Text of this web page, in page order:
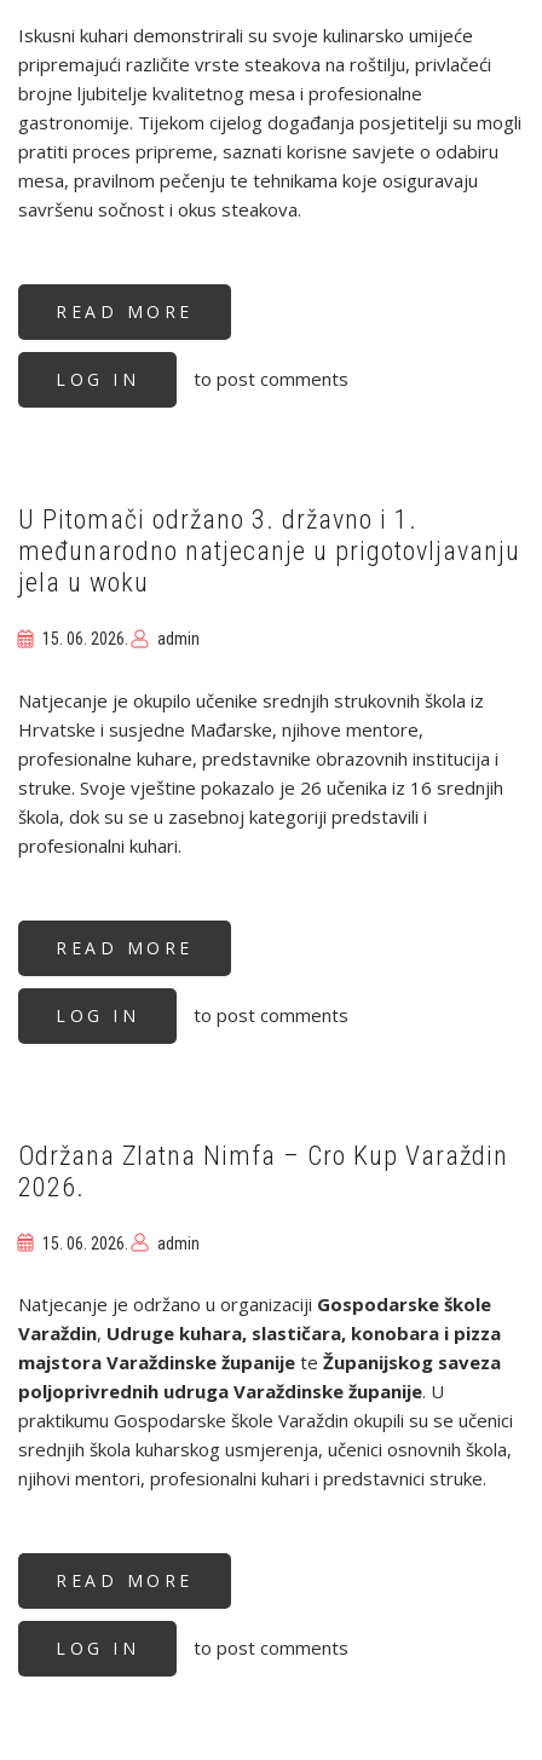
Iskusni kuhari demonstrirali su svoje kulinarsko umijeće
pripremajući različite vrste steakova na roštilju, privlačeći
brojne ljubitelje kvalitetnog mesa i profesionalne
gastronomije. Tijekom cijelog događanja posjetitelji su mogli
pratiti proces pripreme, saznati korisne savjete o odabiru
mesa, pravilnom pečenju te tehnikama koje osiguravaju
savršenu sočnost i okus steakova.
READ MORE
HKS-
ODUŠEVILI
POSJETITELJE
STEAKOVE
S
ROŠTILJA
LOG IN to post comments
U Pitomači održano 3. državno i 1.
međunarodno natjecanje u prigotovljavanju
jela u woku
15. 06. 2026. admin
Natjecanje je okupilo učenike srednjih strukovnih škola iz
Hrvatske i susjedne Mađarske, njihove mentore,
profesionalne kuhare, predstavnike obrazovnih institucija i
struke. Svoje vještine pokazalo je 26 učenika iz 16 srednjih
škola, dok su se u zasebnoj kategoriji predstavili i
profesionalni kuhari.
READ MORE
PITOMAČI
3.
DRŽAVNO
JELA
U
LOG IN to post comments
Održana Zlatna Nimfa – Cro Kup Varaždin
2026.
15. 06. 2026. admin
Natjecanje je održano u organizaciji Gospodarske škole
Varaždin, Udruge kuhara, slastičara, konobara i pizza
majstora Varaždinske županije te Županijskog saveza
poljoprivrednih udruga Varaždinske županije. U
praktikumu Gospodarske škole Varaždin okupili su se učenici
srednjih škola kuharskog usmjerenja, učenici osnovnih škola,
njihovi mentori, profesionalni kuhari i predstavnici struke.
READ MORE
ZLATNA
–
CRO
LOG IN to post comments